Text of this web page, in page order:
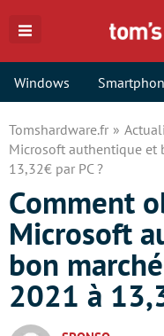
Windows
Tomshardware.fr
Microsoft authentique et
13,32€ par PC ?
Comment
Microsoft
bon
2021 à